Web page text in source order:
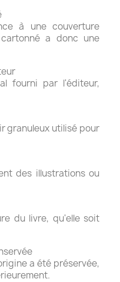
à une couverture
a donc une
fourni par l'éditeur,
granuleux utilisé pour
des illustrations ou
du livre, qu'elle soit
a été préservée,